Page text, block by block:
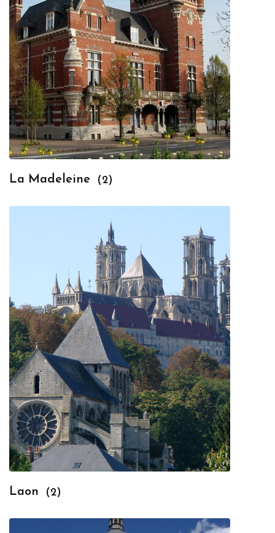
La Madeleine (2)
Laon (2)